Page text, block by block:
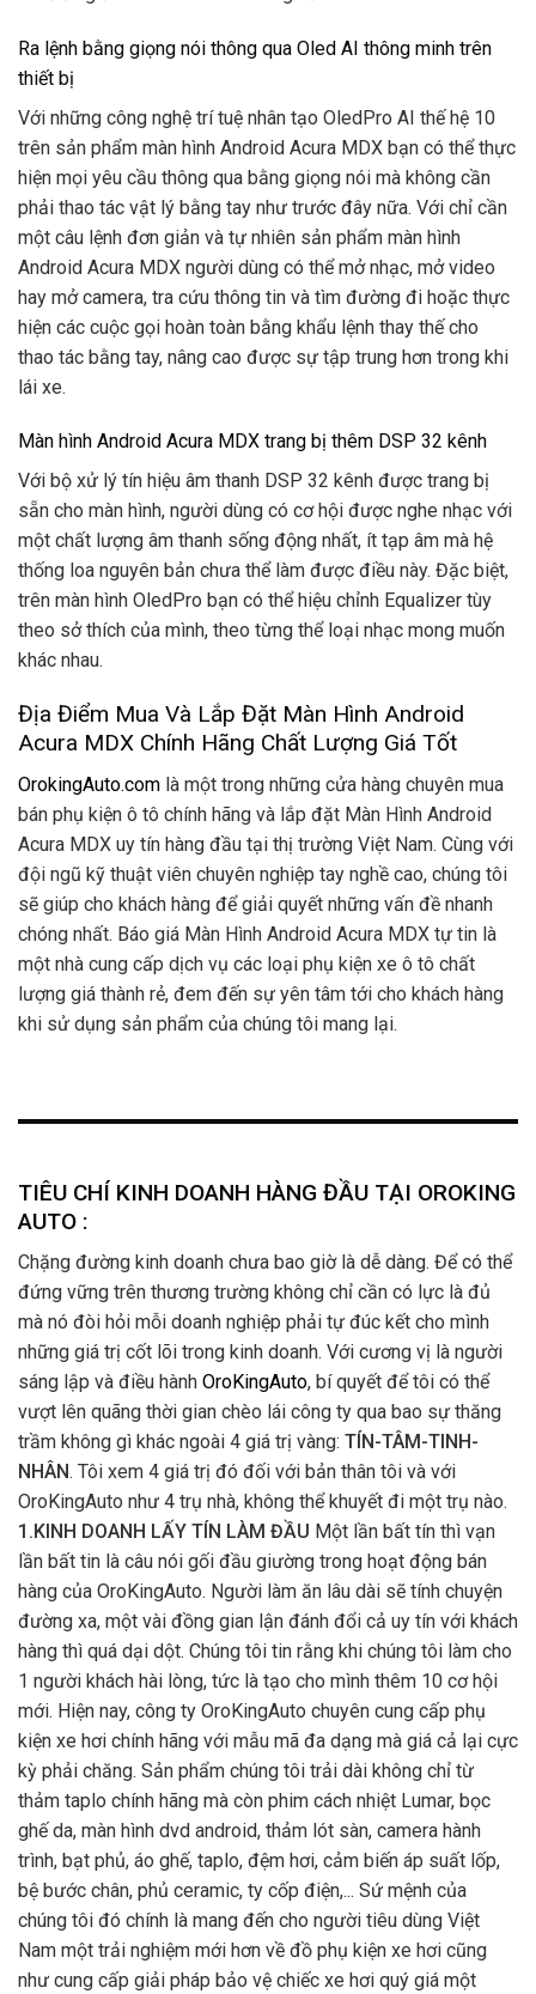
Ra lệnh bằng giọng nói thông qua Oled AI thông minh trên
thiết bị
Với những công nghệ trí tuệ nhân tạo OledPro AI thế hệ 10
trên sản phẩm màn hình Android Acura MDX bạn có thể thực
hiện mọi yêu cầu thông qua bằng giọng nói mà không cần
phải thao tác vật lý bằng tay như trước đây nữa. Với chỉ cần
một câu lệnh đơn giản và tự nhiên sản phẩm màn hình
Android Acura MDX người dùng có thể mở nhạc, mở video
hay mở camera, tra cứu thông tin và tìm đường đi hoặc thực
hiện các cuộc gọi hoàn toàn bằng khẩu lệnh thay thế cho
thao tác bằng tay, nâng cao được sự tập trung hơn trong khi
lái xe.
Màn hình Android Acura MDX trang bị thêm DSP 32 kênh
Với bộ xử lý tín hiệu âm thanh DSP 32 kênh được trang bị
sẵn cho màn hình, người dùng có cơ hội được nghe nhạc với
một chất lượng âm thanh sống động nhất, ít tạp âm mà hệ
thống loa nguyên bản chưa thể làm được điều này. Đặc biệt,
trên màn hình OledPro bạn có thể hiệu chỉnh Equalizer tùy
theo sở thích của mình, theo từng thể loại nhạc mong muốn
khác nhau.
Địa Điểm Mua Và Lắp Đặt Màn Hình Android
Acura MDX Chính Hãng Chất Lượng Giá Tốt
OrokingAuto.com là một trong những cửa hàng chuyên mua
bán phụ kiện ô tô chính hãng và lắp đặt Màn Hình Android
Acura MDX uy tín hàng đầu tại thị trường Việt Nam. Cùng với
đội ngũ kỹ thuật viên chuyên nghiệp tay nghề cao, chúng tôi
sẽ giúp cho khách hàng để giải quyết những vấn đề nhanh
chóng nhất. Báo giá Màn Hình Android Acura MDX tự tin là
một nhà cung cấp dịch vụ các loại phụ kiện xe ô tô chất
lượng giá thành rẻ, đem đến sự yên tâm tới cho khách hàng
khi sử dụng sản phẩm của chúng tôi mang lại.
TIÊU CHÍ KINH DOANH HÀNG ĐẦU TẠI OROKING
AUTO :
Chặng đường kinh doanh chưa bao giờ là dễ dàng. Để có thể
đứng vững trên thương trường không chỉ cần có lực là đủ
mà nó đòi hỏi mỗi doanh nghiệp phải tự đúc kết cho mình
những giá trị cốt lõi trong kinh doanh. Với cương vị là người
sáng lập và điều hành OroKingAuto, bí quyết để tôi có thể
vượt lên quãng thời gian chèo lái công ty qua bao sự thăng
trầm không gì khác ngoài 4 giá trị vàng: TÍN-TÂM-TINH-
NHÂN. Tôi xem 4 giá trị đó đối với bản thân tôi và với
OroKingAuto như 4 trụ nhà, không thể khuyết đi một trụ nào.
1.KINH DOANH LẤY TÍN LÀM ĐẦU Một lần bất tín thì vạn
lần bất tin là câu nói gối đầu giường trong hoạt động bán
hàng của OroKingAuto. Người làm ăn lâu dài sẽ tính chuyện
đường xa, một vài đồng gian lận đánh đổi cả uy tín với khách
hàng thì quá dại dột. Chúng tôi tin rằng khi chúng tôi làm cho
1 người khách hài lòng, tức là tạo cho mình thêm 10 cơ hội
mới. Hiện nay, công ty OroKingAuto chuyên cung cấp phụ
kiện xe hơi chính hãng với mẫu mã đa dạng mà giá cả lại cực
kỳ phải chăng. Sản phẩm chúng tôi trải dài không chỉ từ
thảm taplo chính hãng mà còn phim cách nhiệt Lumar, bọc
ghế da, màn hình dvd android, thảm lót sàn, camera hành
trình, bạt phủ, áo ghế, taplo, đệm hơi, cảm biến áp suất lốp,
bệ bước chân, phủ ceramic, ty cốp điện,... Sứ mệnh của
chúng tôi đó chính là mang đến cho người tiêu dùng Việt
Nam một trải nghiệm mới hơn về đồ phụ kiện xe hơi cũng
như cung cấp giải pháp bảo vệ chiếc xe hơi quý giá một